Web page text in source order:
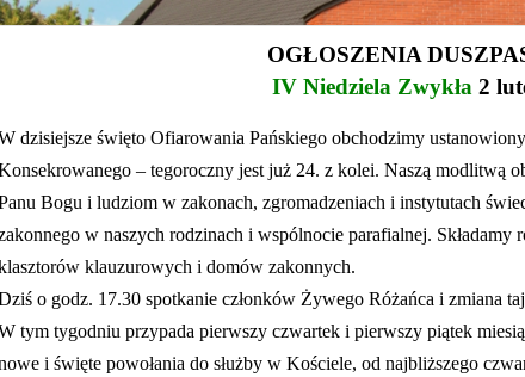
OGŁOSZENIA
IV Niedziela Zwykła 2
dzisiejsze święto Ofiarowania Pańskiego obchodzimy
– tegoroczny jest już 24. z kolei. Naszą modlitwą
Bogu i ludziom w zakonach, zgromadzeniach i instytutach
w naszych rodzinach i wspólnocie parafialnej. Składamy
klauzurowych i domów zakonnych.
o godz. 17.30 spotkanie członków Żywego Różańca i zmiana
tym tygodniu przypada pierwszy czwartek i pierwszy piątek
i święte powołania do służby w Kościele, od najbliższego